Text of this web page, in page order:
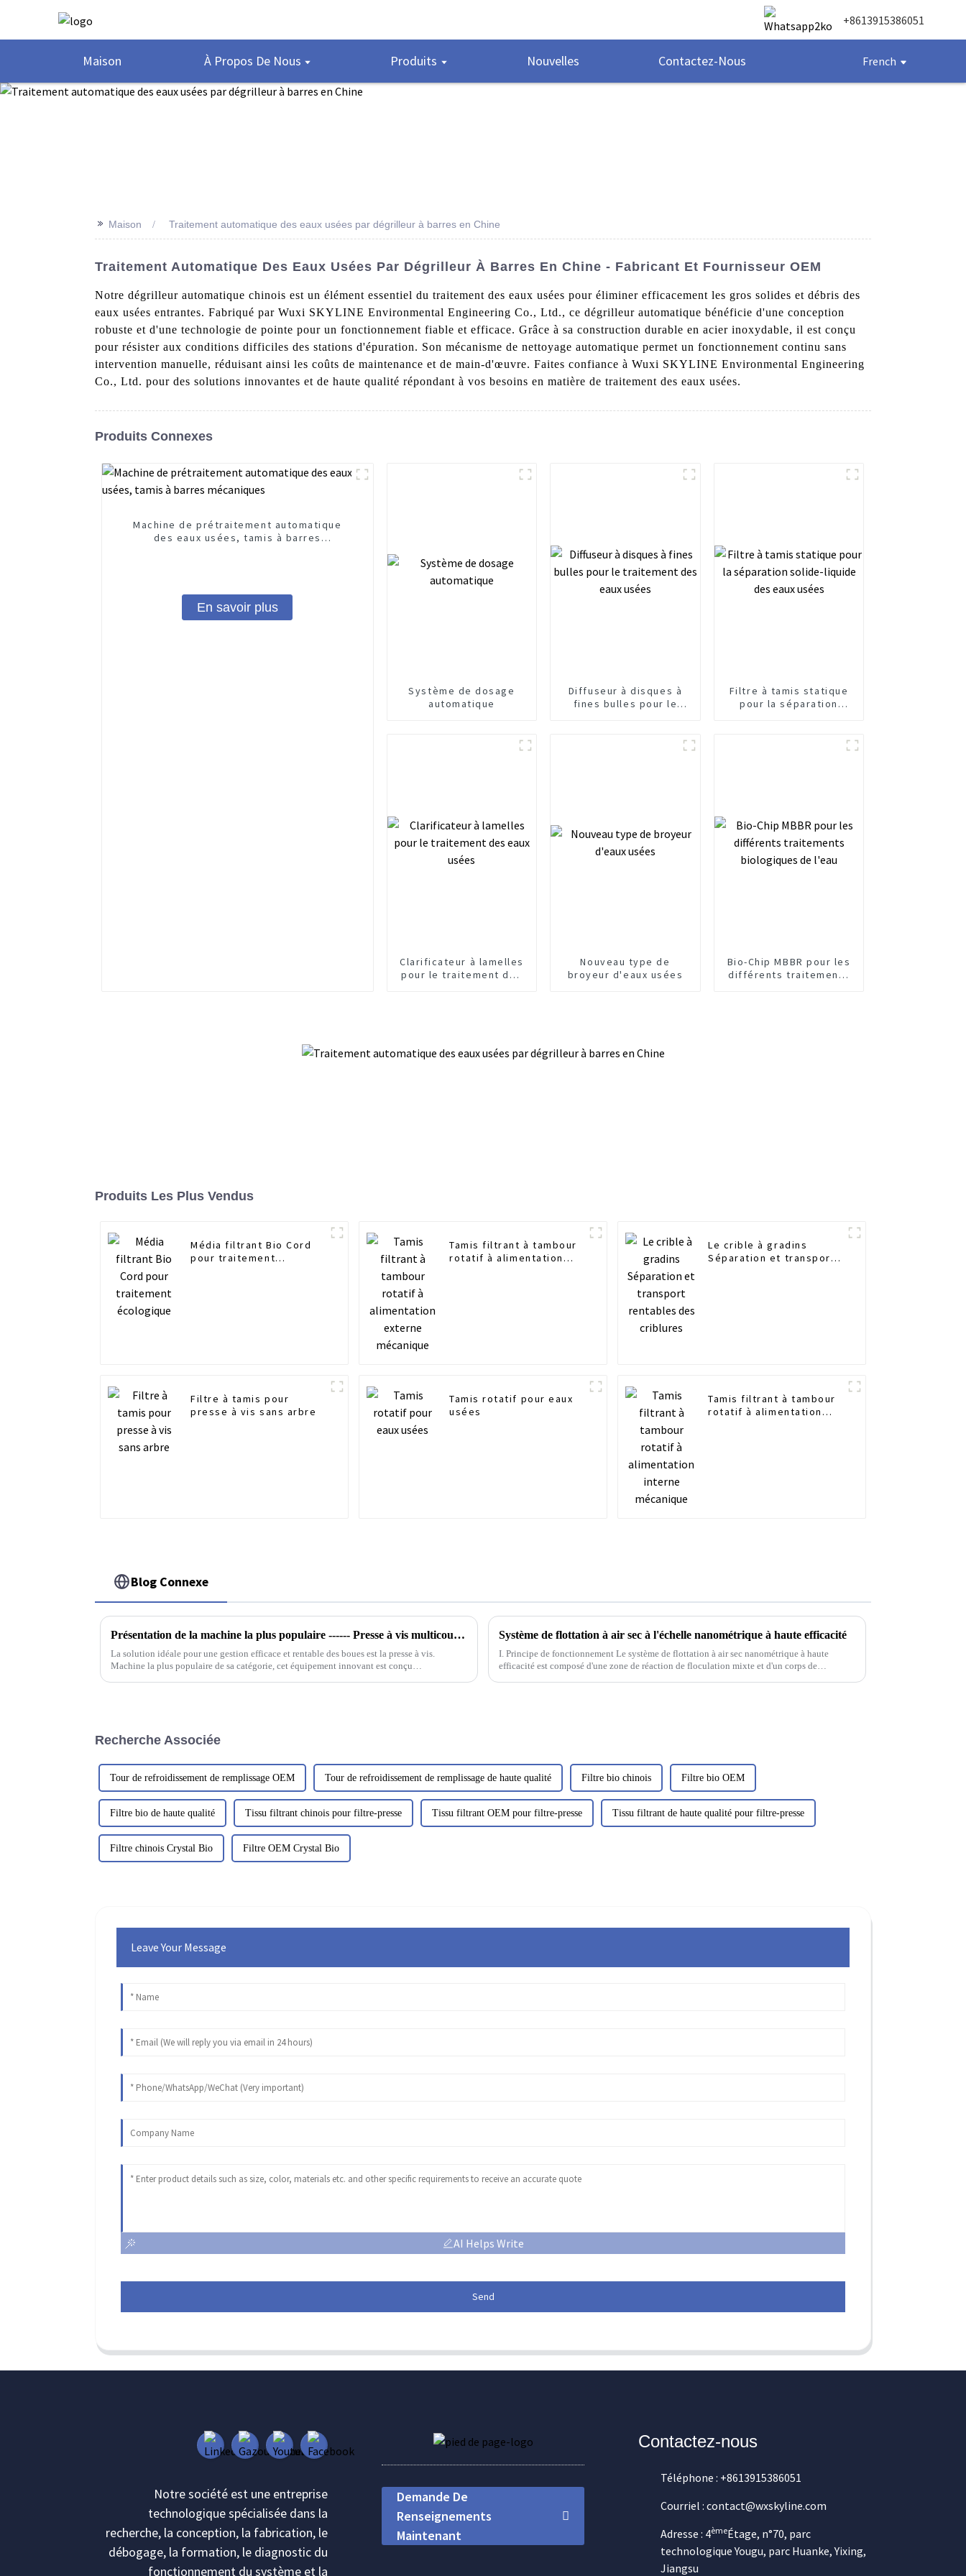
+8613915386051
Maison À Propos De Nous Produits Nouvelles Contactez-Nous French
>> Maison Traitement automatique des eaux usées par dégrilleur à barres en Chine
Traitement Automatique Des Eaux Usées Par Dégrilleur À Barres En Chine - Fabricant Et Fournisseur OEM
Notre dégrilleur automatique chinois est un élément essentiel du traitement des eaux usées pour éliminer efficacement les gros solides et débris des
eaux usées entrantes. Fabriqué par Wuxi SKYLINE Environmental Engineering Co., Ltd., ce dégrilleur automatique bénéficie d'une conception
robuste et d'une technologie de pointe pour un fonctionnement fiable et efficace. Grâce à sa construction durable en acier inoxydable, il est conçu
pour résister aux conditions difficiles des stations d'épuration. Son mécanisme de nettoyage automatique permet un fonctionnement continu sans
intervention manuelle, réduisant ainsi les coûts de maintenance et de main-d'œuvre. Faites confiance à Wuxi SKYLINE Environmental Engineering
Co., Ltd. pour des solutions innovantes et de haute qualité répondant à vos besoins en matière de traitement des eaux usées.
Produits Connexes
Machine de prétraitement automatique
des eaux usées, tamis à barres
En savoir plus
Système de dosage
automatique
Diffuseur à disques à
fines bulles pour le
Filtre à tamis statique
pour la séparation
Clarificateur à lamelles
pour le traitement des
Nouveau type de
broyeur d'eaux usées
Bio-Chip MBBR pour les
différents traitements
Produits Les Plus Vendus
Média filtrant Bio Cord
pour traitement
Tamis filtrant à tambour
rotatif à alimentation
Le crible à gradins
Séparation et transport
Filtre à tamis pour
presse à vis sans arbre
Tamis rotatif pour eaux
usées
Tamis filtrant à tambour
rotatif à alimentation
Blog Connexe
Présentation de la machine la plus populaire ------ Presse à vis multicouche pour boues
La solution idéale pour une gestion efficace et rentable des boues est la presse à vis.
Machine la plus populaire de sa catégorie, cet équipement innovant est conçu…
Système de flottation à air sec à l'échelle nanométrique à haute efficacité
I. Principe de fonctionnement Le système de flottation à air sec nanométrique à haute
efficacité est composé d'une zone de réaction de floculation mixte et d'un corps de
Recherche Associée
Tour de refroidissement de remplissage OEM Tour de refroidissement de remplissage de haute qualité Filtre bio chinois Filtre bio OEM
Filtre bio de haute qualité Tissu filtrant chinois pour filtre-presse Tissu filtrant OEM pour filtre-presse Tissu filtrant de haute qualité pour filtre-presse
Filtre chinois Crystal Bio Filtre OEM Crystal Bio
Leave Your Message
AI Helps Write
Send
Notre société est une entreprise
technologique spécialisée dans la
recherche, la conception, la fabrication, le
débogage, la formation, le diagnostic du
fonctionnement du système et la
Demande De
Renseignements
Maintenant
Contactez-nous
Téléphone : +8613915386051
Courriel : contact@wxskyline.com
Adresse : 4èmeÉtage, n°70, parc
technologique Yougu, parc Huanke, Yixing,
Jiangsu